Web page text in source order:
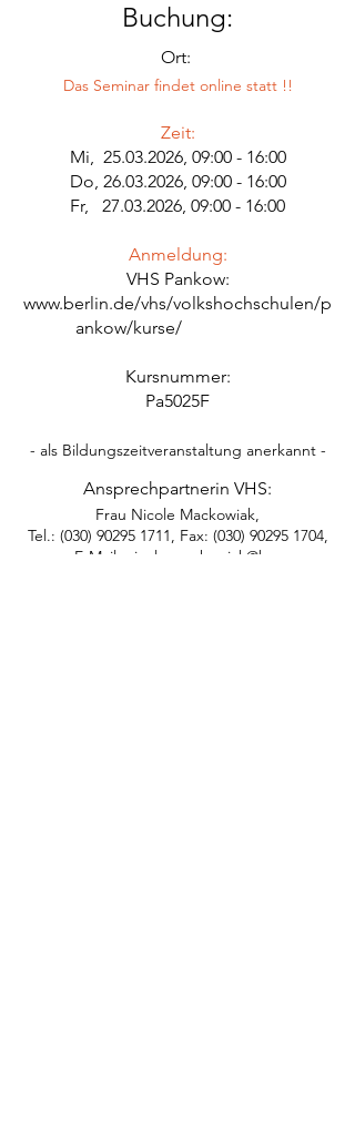
Buchung:
Ort:
Das Seminar findet online statt !!
Zeit:
Mi, 25.03.2026, 09:00 - 16:00
Do, 26.03.2026, 09:00 - 16:00
Fr, 27.03.2026, 09:00 - 16:00
Anmeldung:
VHS Pankow:
www.berlin.de/vhs/volkshochschulen/p
ankow/kurse/
Kursnummer:
Pa5025F
- als Bildungszeitveranstaltung anerkannt -
Ansprechpartnerin VHS:
Frau Nicole Mackowiak,
Tel.: (030) 90295 1711, Fax: (030) 90295 1704,
E-Mail:
nicole.mackowiak@ba-